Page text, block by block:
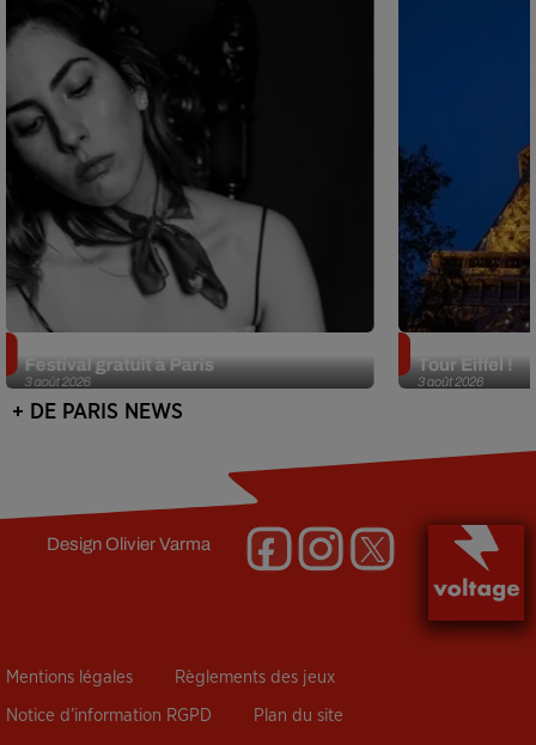
3 août 2026
Festival gratuit à Paris
3 août 2026
Tour Eiffel !
+ DE PARIS NEWS
DesignOlivier Varma
Mentions légales Règlements des jeux
Notice d’information RGPD Plan du site